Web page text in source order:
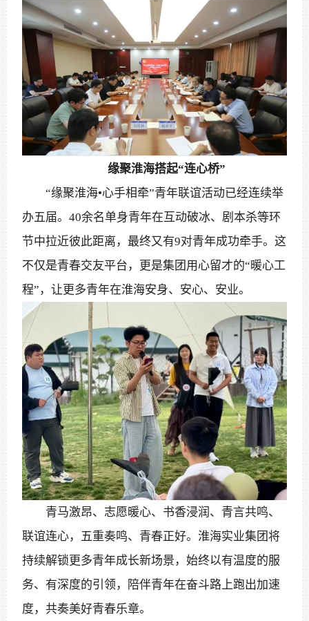
缘聚淮海搭起“连心桥”
“缘聚淮海•心手相牵”青年联谊活动已经连续举
办五届。40余名单身青年在互动破冰、剧本杀等环
节中拉近彼此距离，最终又有9对青年成功牵手。这
不仅是青春交友平台，更是集团用心留才的“暖心工
程”，让更多青年在淮海安身、安心、安业。
青马激昂、志愿暖心、书香浸润、青言共鸣、
联谊连心，五重奏鸣、青春正好。淮海实业集团将
持续解锁更多青年成长新场景，始终以有温度的服
务、有深度的引领，陪伴青年在奋斗路上跑出加速
度，共奏美好青春乐章。